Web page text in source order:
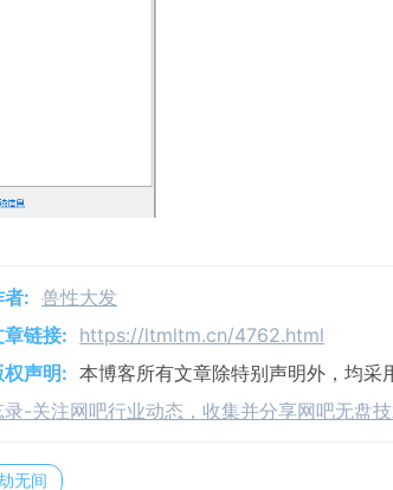
者: 兽性大发
章链接: https://ltmltm.cn/4762.html
权声明: 本博客所有文章除特别声明外，均采
录-关注网吧行业动态，收集并分享网吧无盘
无间